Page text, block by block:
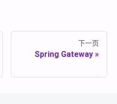
下一页
Spring Gateway